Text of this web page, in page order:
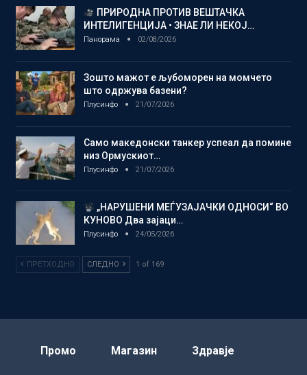
ПРИРОДНА ПРОТИВ ВЕШТАЧКА
ИНТЕЛИГЕНЦИЈА • ЗНАЕ ЛИ НЕКОЈ…
Панорама 02/08/2026
Зошто мажот е љубоморен на момчето
што одржува базени?
Плусинфо 21/07/2026
Само македонски танкер успеал да помине
низ Ормускиот…
Плусинфо 21/07/2026
„НАРУШЕНИ МЕЃУЗАЈАЧКИ ОДНОСИ“ ВО
КУНОВО Два зајаци…
Плусинфо 24/05/2026
ПРЕТХОДНО СЛЕДНО 1 of 169
Промо Магазин Здравје